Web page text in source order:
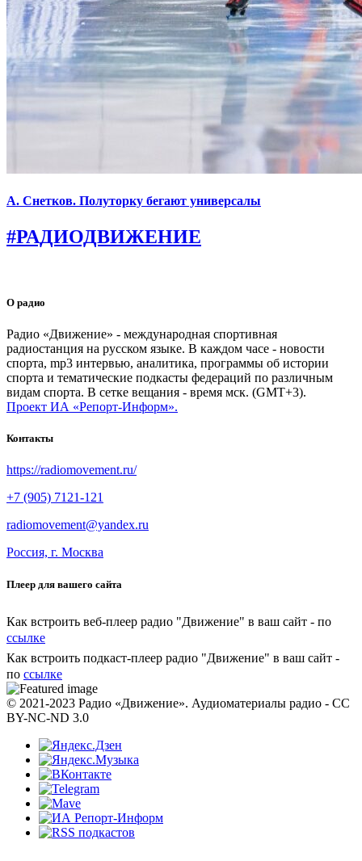
А. Снетков. Полуторку бегают универсалы
#РАДИОДВИЖЕНИЕ
О радио
Радио «Движение» - международная спортивная
радиостанция на русском языке. В каждом часе - новости
спорта, mp3 интервью, аналитика, программы об истории
спорта и тематические подкасты федераций по различным
видам спорта. В сетке вещания - время мск. (GMT+3).
Проект ИА «Репорт-Информ».
Контакты
https://radiomovement.ru/
+7 (905) 7121-121
radiomovement@yandex.ru
Россия, г. Москва
Плеер для вашего сайта
Как встроить веб-плеер радио "Движение" в ваш сайт - по
ссылке
Как встроить подкаст-плеер радио "Движение" в ваш сайт -
по ссылке
© 2021-2023 Радио «Движение». Аудиоматериалы радио - CC
BY-NC-ND 3.0